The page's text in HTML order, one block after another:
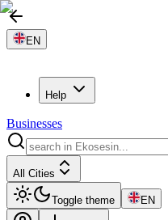
EN
Help
Businesses
All Cities
Toggle theme EN